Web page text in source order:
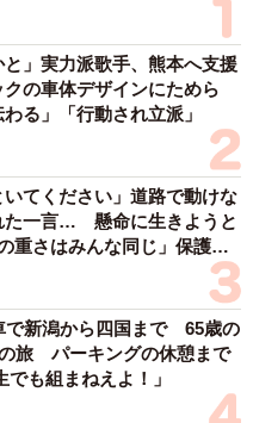
と」実力派歌手、熊本へ支援
の車体デザインにためら
る」「行動され立派」
いてください」道路で動けな
た一言… 懸命に生きようと
重さはみんな同じ」保護団
で新潟から四国まで 65歳の
旅 パーキングの休憩まで
も組まねえよ！」